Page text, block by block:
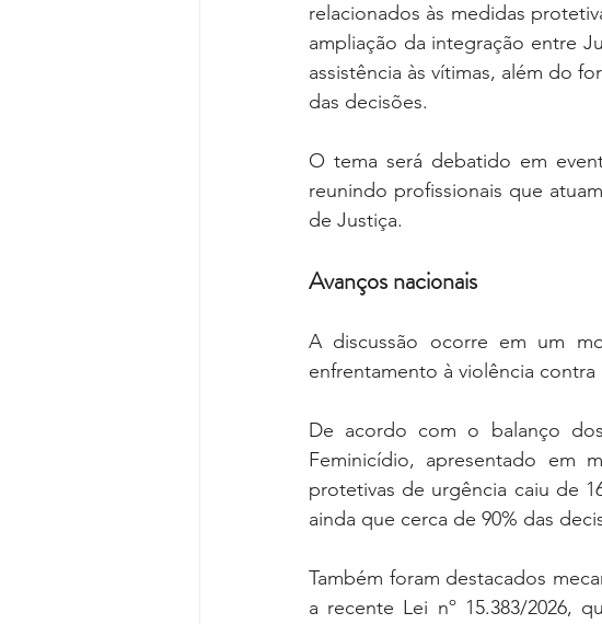
relacionados às medidas
ampliação da integração entre
assistência às vítimas, além do
das decisões.
O tema será debatido em
reunindo profissionais que
de Justiça.
Avanços nacionais
A discussão ocorre em um
enfrentamento à violência contra
De acordo com o balanço
Feminicídio, apresentado em
protetivas de urgência caiu de
ainda que cerca de 90% das
Também foram destacados
a recente Lei nº 15.383/2026,